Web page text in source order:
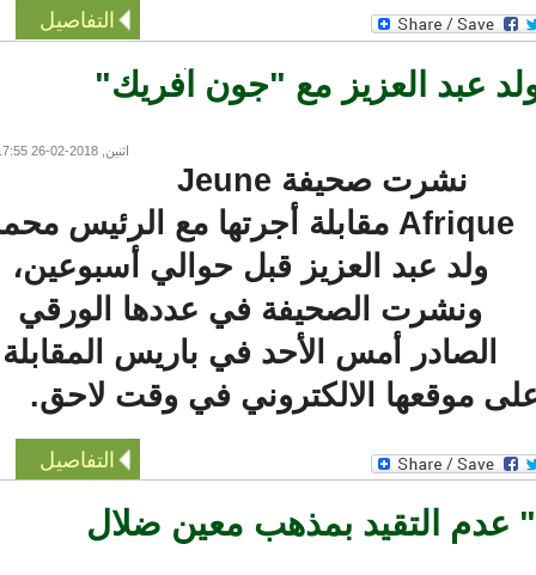
التفاصيل
عبد العزيز مع "جون آفريك"
اثنين, 2018-02-26 17:55
نشرت صحيفة Jeune
Afrique مقابلة أجرتها مع الرئيس محمد
ولد عبد العزيز قبل حوالي أسبوعين،
ونشرت الصحيفة في عددها الورقي
الصادر أمس الأحد في باريس المقابلة
موقعها الالكتروني في وقت لاحق.
التفاصيل
التقيد بمذهب معين ضلال